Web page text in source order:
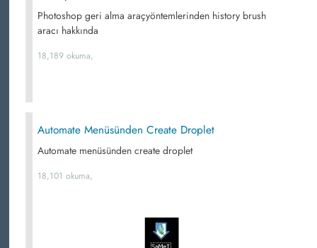
Photoshop geri alma araçyöntemlerinden history brush
aracı hakkında
18,189 okuma,
Automate Menüsünden Create Droplet
Automate menüsünden create droplet
18,101 okuma,